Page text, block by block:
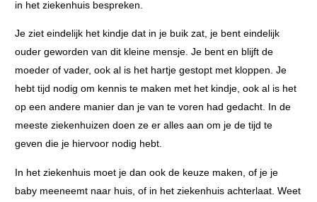
in het ziekenhuis bespreken.
Je ziet eindelijk het kindje dat in je buik zat, je bent eindelijk
ouder geworden van dit kleine mensje. Je bent en blijft de
moeder of vader, ook al is het hartje gestopt met kloppen. Je
hebt tijd nodig om kennis te maken met het kindje, ook al is het
op een andere manier dan je van te voren had gedacht. In de
meeste ziekenhuizen doen ze er alles aan om je de tijd te
geven die je hiervoor nodig hebt.
In het ziekenhuis moet je dan ook de keuze maken, of je je
baby meeneemt naar huis, of in het ziekenhuis achterlaat. Weet